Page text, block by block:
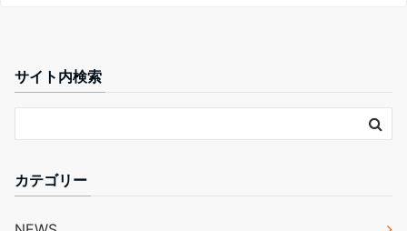
サイト内検索
カテゴリー